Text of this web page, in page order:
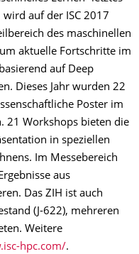
wird auf der ISC 2017
des maschinellen
aktuelle Fortschritte im
auf Deep
Dieses Jahr wurden 22
Poster im
21 Workshops bieten die
in speziellen
Im Messebereich
aus
Das ZIH ist auch
(J-622), mehreren
Weitere
hpc.com/.